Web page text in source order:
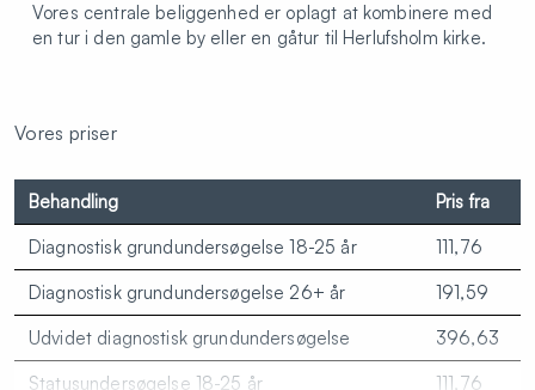
Vores centrale beliggenhed er oplagt at kombinere med
en tur i den gamle by eller en gåtur til Herlufsholm kirke.
Vores priser
Behandling
Pris fra
Diagnostisk grundundersøgelse 18-25 år
111,76
Diagnostisk grundundersøgelse 26+ år
191,59
Udvidet diagnostisk grundundersøgelse
396,63
Statusundersøgelse 18-25 år
111,76